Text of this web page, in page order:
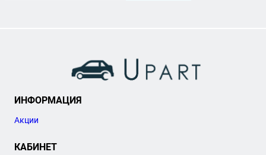
ИНФОРМАЦИЯ
Акции
КАБИНЕТ